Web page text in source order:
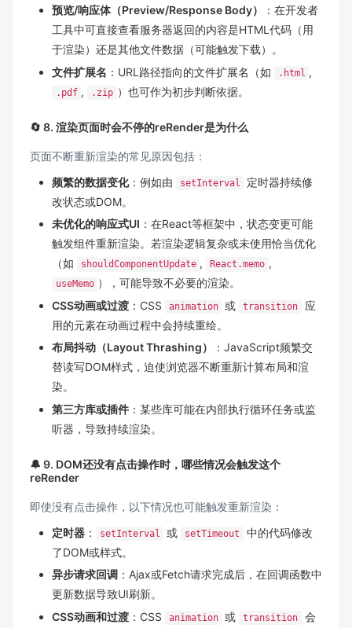
预览/响应体（Preview/Response Body）
：在开发者
工具中可直接查看服务器返回的内容是HTML代码（用
于渲染）还是其他文件数据（可能触发下载）。
文件扩展名 ：URL路径指向的文件扩展名（如 .html ,
.pdf , .zip ）也可作为初步判断依据。
🔄 8. 渲染页面时会不停的reRender是为什么
页面不断重新渲染的常见原因包括：
频繁的数据变化：例如由 setInterval
定时器持续修
改状态或DOM。
未优化的响应式UI ：在React等框架中，状态变更可能
触发组件重新渲染。若渲染逻辑复杂或未使用恰当优化
（如
shouldComponentUpdate , React.memo ,
useMemo ），可能导致不必要的渲染。
CSS动画或过渡 ：CSS animation 或 transition
应
用的元素在动画过程中会持续重绘。
布局抖动（Layout Thrashing）
：JavaScript频繁交
替读写DOM样式，迫使浏览器不断重新计算布局和渲
染。
第三方库或插件 ：某些库可能在内部执行循环任务或监
听器，导致持续渲染。
🔔 9. DOM还没有点击操作时，哪些情况会触发这个
reRender
即使没有点击操作，以下情况也可能触发重新渲染：
定时器 ： setInterval 或 setTimeout
中的代码修改
了DOM或样式。
异步请求回调 ：Ajax或Fetch请求完成后，在回调函数中
更新数据导致UI刷新。
CSS动画和过渡 ：CSS animation 或 transition
会